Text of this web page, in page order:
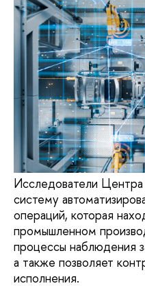
Исследователи
систему
операций, которая
промышленном
процессы наблюдения
а также позволяет
исполнения.